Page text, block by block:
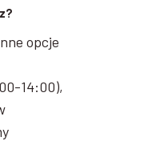
opcje
14:00),